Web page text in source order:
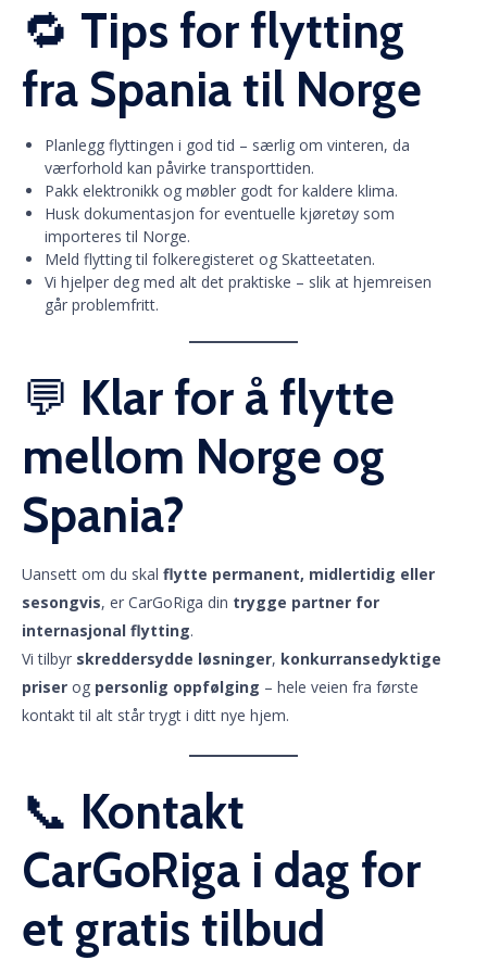
🔁 Tips for flytting
fra Spania til Norge
Planlegg flyttingen i god tid – særlig om vinteren, da
værforhold kan påvirke transporttiden.
Pakk elektronikk og møbler godt for kaldere klima.
Husk dokumentasjon for eventuelle kjøretøy som
importeres til Norge.
Meld flytting til folkeregisteret og Skatteetaten.
Vi hjelper deg med alt det praktiske – slik at hjemreisen
går problemfritt.
💬 Klar for å flytte
mellom Norge og
Spania?
Uansett om du skal flytte permanent, midlertidig eller
sesongvis, er CarGoRiga din trygge partner for
internasjonal flytting.
Vi tilbyr skreddersydde løsninger, konkurransedyktige
priser og personlig oppfølging – hele veien fra første
kontakt til alt står trygt i ditt nye hjem.
📞 Kontakt
CarGoRiga i dag for
et gratis tilbud